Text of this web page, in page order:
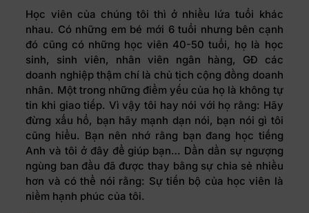
Học viên của chúng tôi thì ở nhiều lứa tuổi khác
nhau. Có những em bé mới 6 tuổi nhưng bên cạnh
đó cũng có những học viên 40-50 tuổi, họ là học
sinh, sinh viên, nhân viên ngân hàng, GĐ các
doanh nghiệp thậm chí là chủ tịch cộng đồng doanh
nhân. Một trong những điểm yếu của họ là không tự
tin khi giao tiếp. Vì vậy tôi hay nói với họ rằng: Hãy
đừng xấu hổ, bạn hãy mạnh dạn nói, bạn nói gì tôi
cũng hiểu. Bạn nên nhớ rằng bạn đang học tiếng
Anh và tôi ở đây để giúp bạn… Dần dần sự ngượng
ngùng ban đầu đã được thay bằng sự chia sẻ nhiều
hơn và có thể nói rằng: Sự tiến bộ của học viên là
niềm hạnh phúc của tôi.